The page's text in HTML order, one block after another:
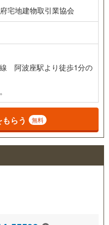
府宅地建物取引業協会
阿波座駅より徒歩1分の
らう 無料